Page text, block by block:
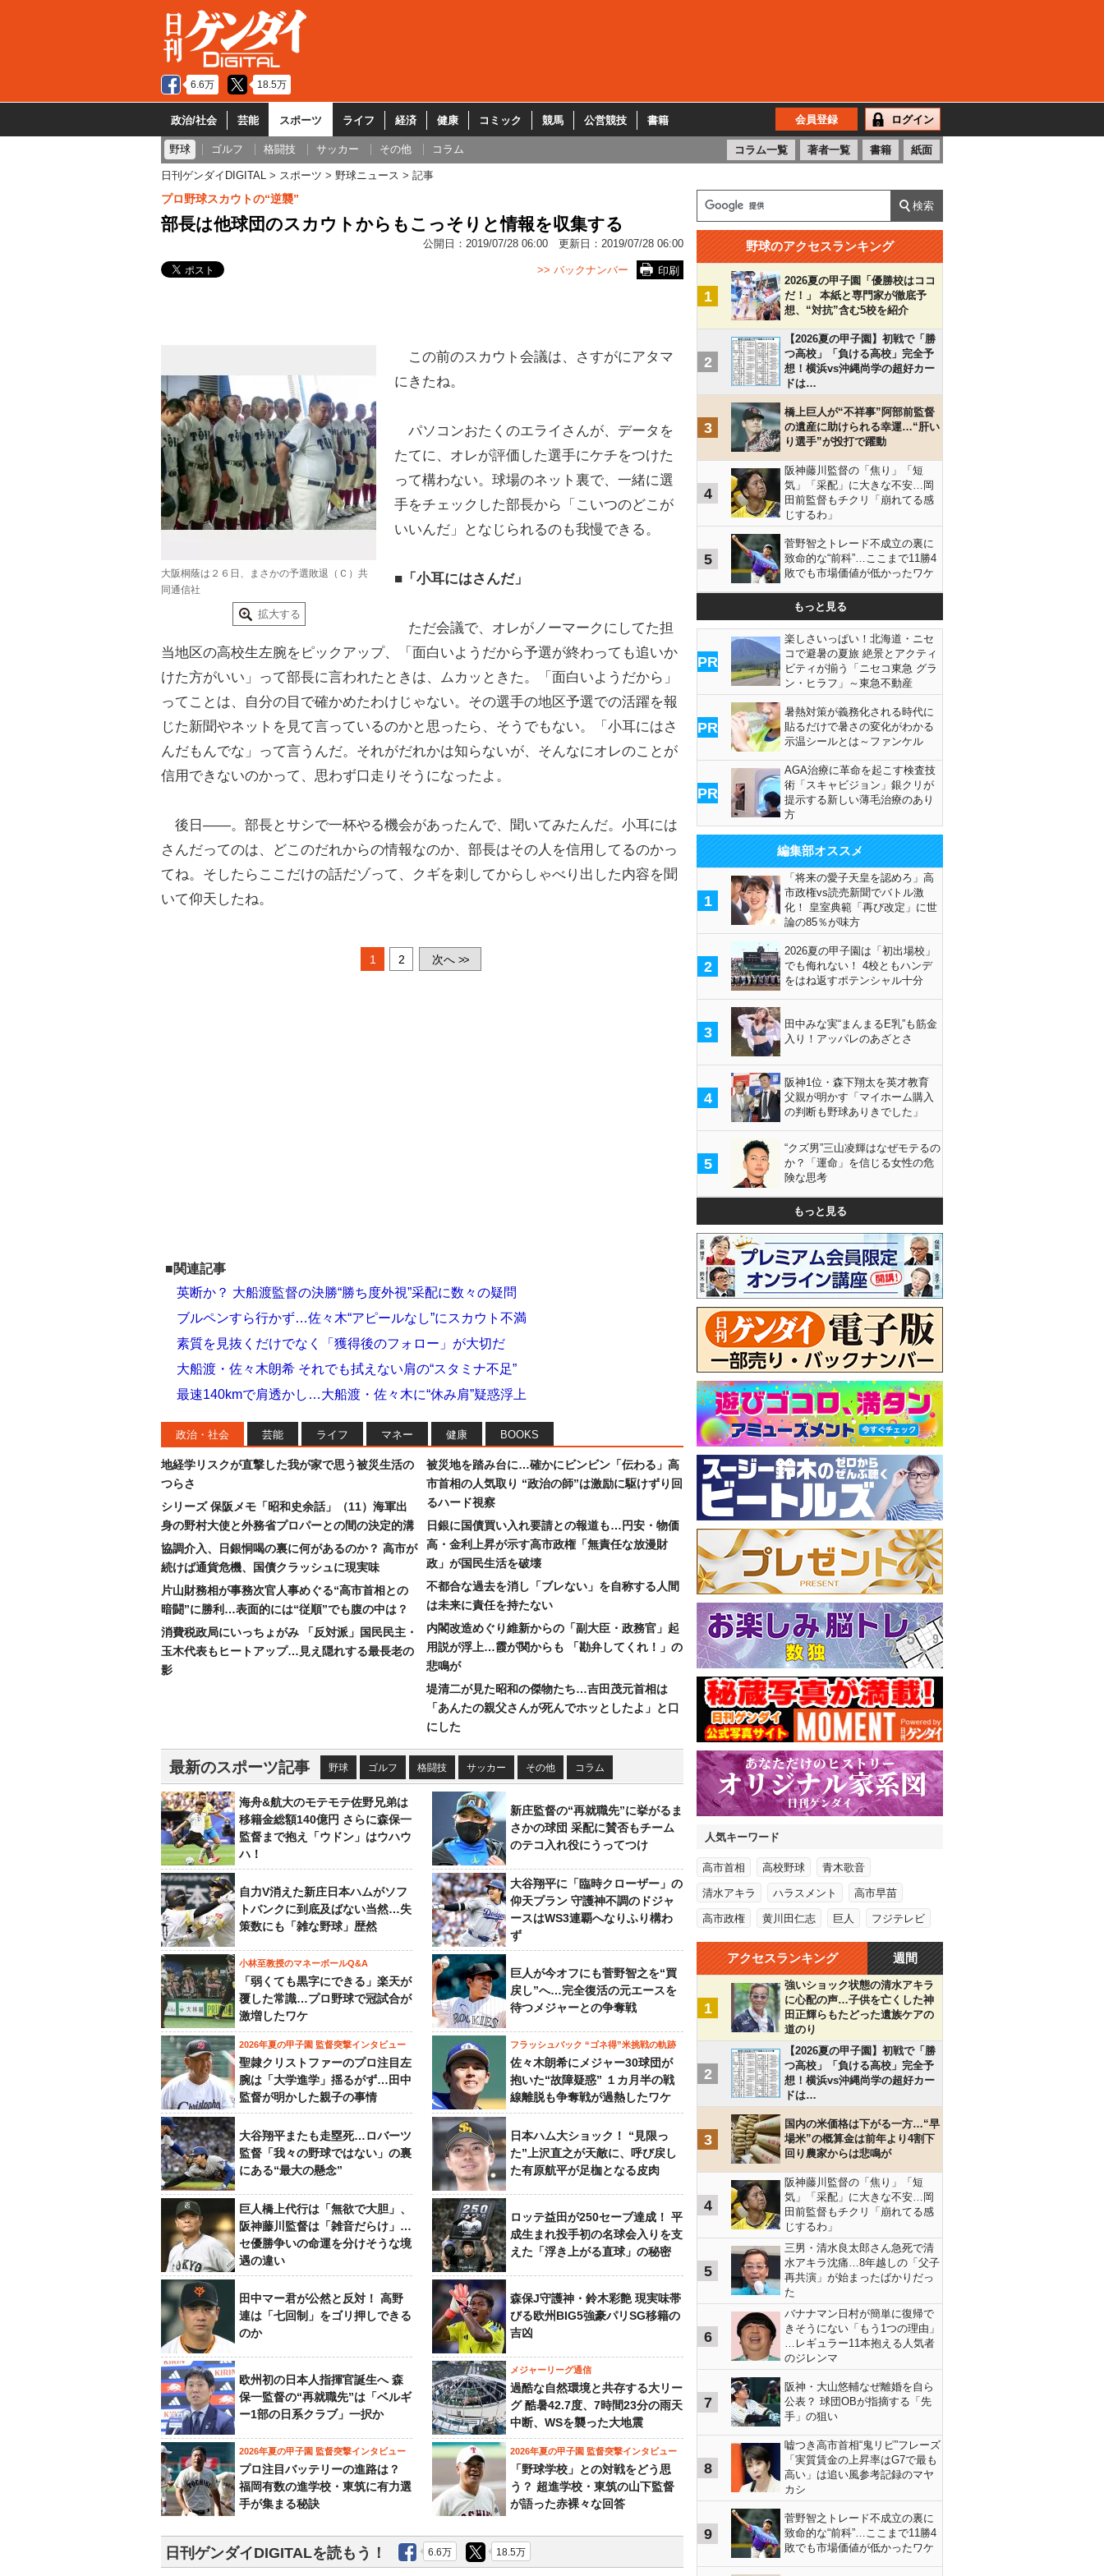
6.6万 18.5万
政治/社会 芸能 スポーツ ライフ 経済 健康 コミック 競馬 公営競技 書籍 会員登録 ログイン
野球 ゴルフ 格闘技 サッカー その他 コラム コラム一覧 著者一覧 書籍 紙面
日刊ゲンダイDIGITAL スポーツ 野球ニュース 記事
プロ野球スカウトの“逆襲”
部長は他球団のスカウトからもこっそりと情報を収集する
公開日： 2019/07/28 06:00 更新日： 2019/07/28 06:00
印刷
>> バックナンバー
大阪桐蔭は２６日、まさかの予選敗退（Ｃ）共
同通信社
拡大する
この前のスカウト会議は、さすがにアタマ
にきたね。
パソコンおたくのエライさんが、データを
たてに、オレが評価した選手にケチをつけた
って構わない。球場のネット裏で、一緒に選
手をチェックした部長から「こいつのどこが
いいんだ」となじられるのも我慢できる。
■「小耳にはさんだ」
ただ会議で、オレがノーマークにしてた担
当地区の高校生左腕をピックアップ、「面白いようだから予選が終わっても追いか
けた方がいい」って部長に言われたときは、ムカッときた。「面白いようだから」
ってことは、自分の目で確かめたわけじゃない。その選手の地区予選での活躍を報
じた新聞やネットを見て言っているのかと思ったら、そうでもない。「小耳にはさ
んだもんでな」って言うんだ。それがだれかは知らないが、そんなにオレのことが
信用できないのかって、思わず口走りそうになったよ。
後日――。部長とサシで一杯やる機会があったんで、聞いてみたんだ。小耳には
さんだってのは、どこのだれからの情報なのか、部長はその人を信用してるのかっ
てね。そしたらここだけの話だゾって、クギを刺してからしゃべり出した内容を聞
いて仰天したね。
1 2 次へ >>
■関連記事
英断か？ 大船渡監督の決勝“勝ち度外視”采配に数々の疑問
ブルペンすら行かず…佐々木“アピールなし”にスカウト不満
素質を見抜くだけでなく「獲得後のフォロー」が大切だ
大船渡・佐々木朗希 それでも拭えない肩の“スタミナ不足”
最速140kmで肩透かし…大船渡・佐々木に“休み肩”疑惑浮上
政治・社会 芸能 ライフ マネー 健康 BOOKS
地経学リスクが直撃した我が家で思う被災生活の
つらさ
シリーズ 保阪メモ「昭和史余話」（11）海軍出
身の野村大使と外務省プロパーとの間の決定的溝
協調介入、日銀恫喝の裏に何があるのか？ 高市が
続けば通貨危機、国債クラッシュに現実味
片山財務相が事務次官人事めぐる“高市首相との
暗闘”に勝利…表面的には“従順”でも腹の中は？
消費税政局にいっちょがみ 「反対派」国民民主・
玉木代表もヒートアップ…見え隠れする最長老の
影
被災地を踏み台に…確かにビンビン「伝わる」高
市首相の人気取り “政治の師”は激励に駆けずり回
るハード視察
日銀に国債買い入れ要請との報道も…円安・物価
高・金利上昇が示す高市政権「無責任な放漫財
政」が国民生活を破壊
不都合な過去を消し「ブレない」を自称する人間
は未来に責任を持たない
内閣改造めぐり維新からの「副大臣・政務官」起
用説が浮上…霞が関からも 「勘弁してくれ！」の
悲鳴が
堤清二が見た昭和の傑物たち…吉田茂元首相は
「あんたの親父さんが死んでホッとしたよ」と口
にした
最新のスポーツ記事 野球 ゴルフ 格闘技 サッカー その他 コラム
海舟&航大のモテモテ佐野兄弟は
移籍金総額140億円 さらに森保一
監督まで抱え「ウドン」はウハウ
ハ！
新庄監督の“再就職先”に挙がるま
さかの球団 采配に賛否もチーム
のテコ入れ役にうってつけ
自力V消えた新庄日本ハムがソフ
トバンクに到底及ばない当然…失
策数にも「雑な野球」歴然
大谷翔平に「臨時クローザー」の
仰天プラン 守護神不調のドジャ
ースはWS3連覇へなりふり構わ
ず
小林至教授のマネーボールQ&A
「弱くても黒字にできる」楽天が
覆した常識…プロ野球で冠試合が
激増したワケ
巨人が今オフにも菅野智之を“買
戻し”へ…完全復活の元エースを
待つメジャーとの争奪戦
2026年夏の甲子園 監督突撃インタビュー
聖隷クリストファーのプロ注目左
腕は「大学進学」揺るがず…田中
監督が明かした親子の事情
フラッシュバック “ゴネ得”米挑戦の軌跡
佐々木朗希にメジャー30球団が
抱いた“故障疑惑” １カ月半の戦
線離脱も争奪戦が過熱したワケ
大谷翔平またも走塁死…ロバーツ
監督「我々の野球ではない」の裏
にある“最大の懸念”
日本ハム大ショック！ “見限っ
た”上沢直之が天敵に、呼び戻し
た有原航平が足枷となる皮肉
巨人橋上代行は「無欲で大胆」、
阪神藤川監督は「雑音だらけ」…
セ優勝争いの命運を分けそうな境
遇の違い
ロッテ益田が250セーブ達成！ 平
成生まれ投手初の名球会入りを支
えた「浮き上がる直球」の秘密
田中マー君が公然と反対！ 高野
連は「七回制」をゴリ押しできる
のか
森保J守護神・鈴木彩艶 現実味帯
びる欧州BIG5強豪パリSG移籍の
吉凶
欧州初の日本人指揮官誕生へ 森
保一監督の“再就職先”は「ベルギ
ー1部の日系クラブ」一択か
メジャーリーグ通信
過酷な自然環境と共存する大リー
グ 酷暑42.7度、7時間23分の雨天
中断、WSを襲った大地震
2026年夏の甲子園 監督突撃インタビュー
プロ注目バッテリーの進路は？
福岡有数の進学校・東筑に有力選
手が集まる秘訣
2026年夏の甲子園 監督突撃インタビュー
「野球学校」との対戦をどう思
う？ 超進学校・東筑の山下監督
が語った赤裸々な回答
日刊ゲンダイDIGITALを読もう！ 6.6万 18.5万
野球のアクセスランキング
1
2026夏の甲子園「優勝校はココ
だ！」 本紙と専門家が徹底予
想、“対抗”含む5校を紹介
2
【2026夏の甲子園】初戦で「勝
つ高校」「負ける高校」完全予
想！横浜vs沖縄尚学の超好カー
ドは…
3
橋上巨人が“不祥事”阿部前監督
の遺産に助けられる幸運…“肝い
り選手”が投打で躍動
4
阪神藤川監督の「焦り」「短
気」「采配」に大きな不安…岡
田前監督もチクリ「崩れてる感
じするわ」
5
菅野智之トレード不成立の裏に
致命的な“前科”…ここまで11勝4
敗でも市場価値が低かったワケ
もっと見る
PR
楽しさいっぱい！北海道・ニセ
コで避暑の夏旅 絶景とアクティ
ビティが揃う「ニセコ東急 グラ
ン・ヒラフ」～東急不動産
PR
暑熱対策が義務化される時代に
貼るだけで暑さの変化がわかる
示温シールとは～ファンケル
PR
AGA治療に革命を起こす検査技
術「スキャビジョン」銀クリが
提示する新しい薄毛治療のあり
方
編集部オススメ
1
「将来の愛子天皇を認めろ」高
市政権vs読売新聞でバトル激
化！ 皇室典範「再び改定」に世
論の85％が味方
2
2026夏の甲子園は「初出場校」
でも侮れない！ 4校ともハンデ
をはね返すポテンシャル十分
3
田中みな実“まんまるE乳”も筋金
入り！アッパレのあざとさ
4
阪神1位・森下翔太を英才教育
父親が明かす「マイホーム購入
の判断も野球ありきでした」
5
“クズ男”三山凌輝はなぜモテるの
か？「運命」を信じる女性の危
険な思考
もっと見る
人気キーワード
高市首相 高校野球 青木歌音
清水アキラ ハラスメント 高市早苗
高市政権 黄川田仁志 巨人 フジテレビ
アクセスランキング 週間
1
強いショック状態の清水アキラ
に心配の声…子供を亡くした神
田正輝らもたどった遺族ケアの
道のり
2
【2026夏の甲子園】初戦で「勝
つ高校」「負ける高校」完全予
想！横浜vs沖縄尚学の超好カー
ドは…
3
国内の米価格は下がる一方…“早
場米”の概算金は前年より4割下
回り農家からは悲鳴が
4
阪神藤川監督の「焦り」「短
気」「采配」に大きな不安…岡
田前監督もチクリ「崩れてる感
じするわ」
5
三男・清水良太郎さん急死で清
水アキラ沈痛…8年越しの「父子
再共演」が始まったばかりだっ
た
6
バナナマン日村が簡単に復帰で
きそうにない「もう1つの理由」
…レギュラー11本抱える人気者
のジレンマ
7
阪神・大山悠輔なぜ離婚を自ら
公表？ 球団OBが指摘する「先
手」の狙い
8
嘘つき高市首相“鬼リピ”フレーズ
「実質賃金の上昇率はG7で最も
高い」は追い風参考記録のマヤ
カシ
9
菅野智之トレード不成立の裏に
致命的な“前科”…ここまで11勝4
敗でも市場価値が低かったワケ